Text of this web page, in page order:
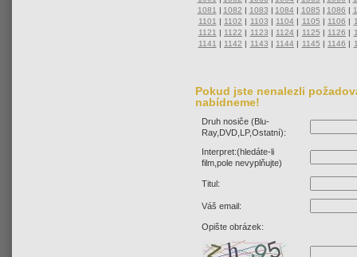
1081 | 1082 | 1083 | 1084 | 1085 | 1086 |
1101 | 1102 | 1103 | 1104 | 1105 | 1106 |
1121 | 1122 | 1123 | 1124 | 1125 | 1126 |
1141 | 1142 | 1143 | 1144 | 1145 | 1146 |
Pokud jste nenalezli
nabídneme!
Druh nosiče (Blu-
Ray,DVD,LP,Ostatní):
Interpret:(hledáte-li
film,pole nevyplňujte)
Titul:
Váš email:
Opište obrázek: